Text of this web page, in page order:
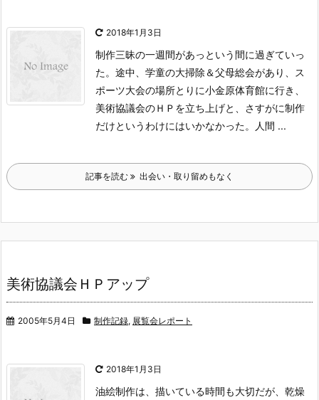
2018年1月3日
制作三昧の一週間があっという間に過ぎていっ
た。途中、学童の大掃除＆父母総会があり、ス
ポーツ大会の場所とりに小金原体育館に行き、
美術協議会のＨＰを立ち上げと、さすがに制作
だけというわけにはいかなかった。
人間 ...
記事を読む 出会い・取り留めもなく
美術協議会ＨＰアップ
2005年5月4日 制作記録, 展覧会レポート
2018年1月3日
油絵制作は、描いている時間も大切だが、乾燥